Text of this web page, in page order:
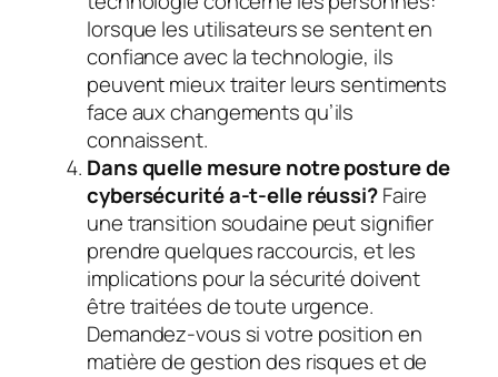
lorsque les utilisateurs se sentent en
confiance avec la technologie, ils
peuvent mieux traiter leurs sentiments
face aux changements qu’ils
connaissent.
Dans quelle mesure notre posture de
cybersécurité a-t-elle réussi?Faire
une transition soudaine peut signifier
prendre quelques raccourcis, et les
implications pour la sécurité doivent
être traitées de toute urgence.
Demandez-vous si votre position en
matière de gestion des risques et de